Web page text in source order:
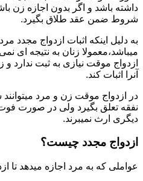
داشته باشد و اگر بدون اجازه زن
شروط ضمن عقد طلاق بگیرد.
به دلیل اینکه اثبات ازدواج مجدد
میباشد،معمولا زنان به نتیجه ای
ازدواج موقت نیازی به ثبت ندارد و
آنرا اثبات کند.
در ازدواج موقت زن و مرد
نفقه تعلق بگیرد ولی در صورت فوت
دیگری ارث نمیبرند.
ازدواج مجدد چیست؟
عواملی که به مرد اجازه میدهد تا